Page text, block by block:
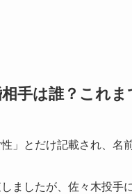
手は誰？これま
」とだけ記載され、名
ましたが、佐々木投手